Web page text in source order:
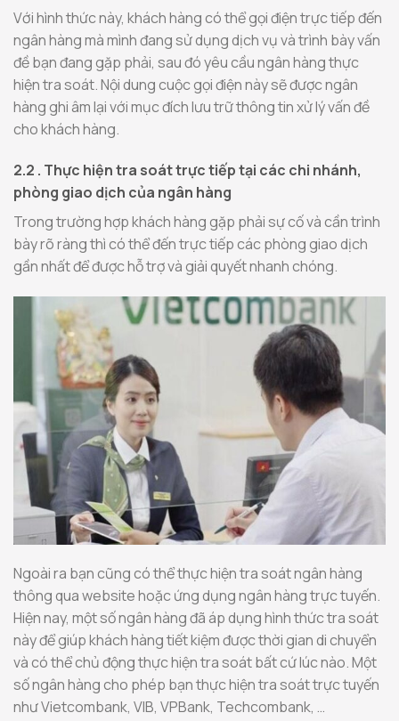
Với hình thức này, khách hàng có thể gọi điện trực tiếp đến
ngân hàng mà mình đang sử dụng dịch vụ và trình bày vấn
đề bạn đang gặp phải, sau đó yêu cầu ngân hàng thực
hiện tra soát. Nội dung cuộc gọi điện này sẽ được ngân
hàng ghi âm lại với mục đích lưu trữ thông tin xử lý vấn đề
cho khách hàng.
2.2 . Thực hiện tra soát trực tiếp tại các chi nhánh,
phòng giao dịch của ngân hàng
Trong trường hợp khách hàng gặp phải sự cố và cần trình
bày rõ ràng thì có thể đến trực tiếp các phòng giao dịch
gần nhất để được hỗ trợ và giải quyết nhanh chóng.
Ngoài ra bạn cũng có thể thực hiện tra soát ngân hàng
thông qua website hoặc ứng dụng ngân hàng trực tuyến.
Hiện nay, một số ngân hàng đã áp dụng hình thức tra soát
này để giúp khách hàng tiết kiệm được thời gian di chuyển
và có thể chủ động thực hiện tra soát bất cứ lúc nào. Một
số ngân hàng cho phép bạn thực hiện tra soát trực tuyến
như Vietcombank, VIB, VPBank, Techcombank, …